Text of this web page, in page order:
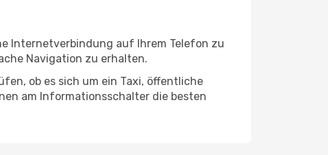
Internetverbindung auf Ihrem Telefon zu
Navigation zu erhalten.
ob es sich um ein Taxi, öffentliche
am Informationsschalter die besten